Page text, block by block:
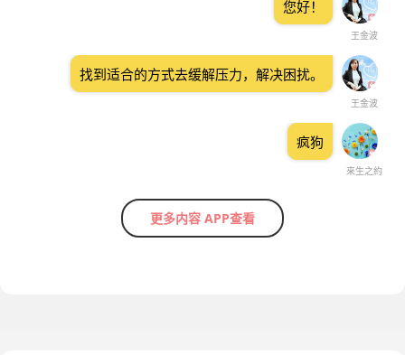
王金波
您好！
王金波
找到适合的方式去缓解压力，解决困扰。
來生之約
疯狗
更多内容 APP查看